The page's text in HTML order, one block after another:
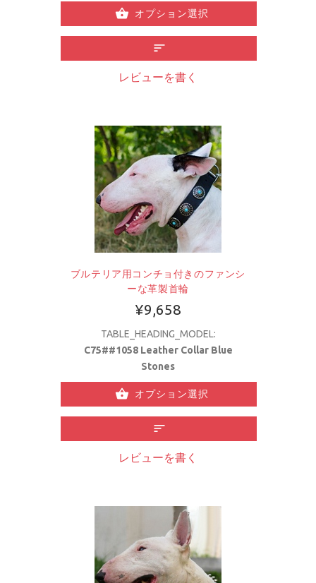
オプション選択
レビューを書く
ブルテリア用コンチョ付きのファンシ
ーな革製首輪
¥9,658
TABLE_HEADING_MODEL:
C75##1058 Leather Collar Blue
Stones
オプション選択
レビューを書く